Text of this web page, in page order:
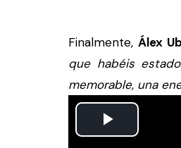
Finalmente,Álex
que habéis
memorable, una